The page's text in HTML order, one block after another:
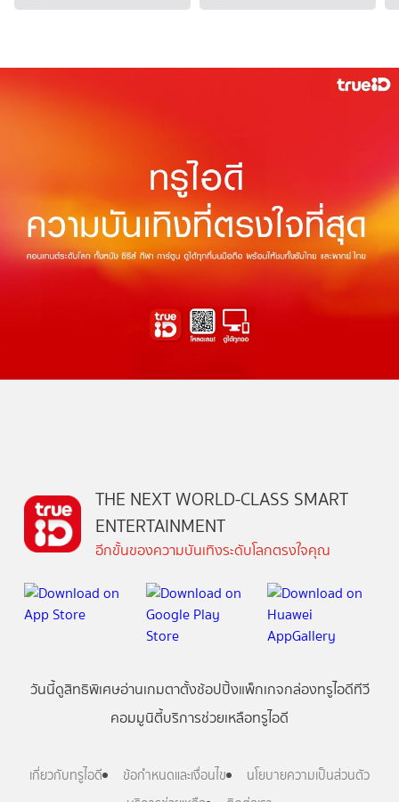
THE NEXT WORLD-CLASS SMART
ENTERTAINMENT
อีกขั้นของความบันเทิงระดับโลกตรงใจคุณ
วันนี้ดูสิทธิพิเศษอ่านเกมตาตั้งช้อปปิ้งแพ็กเกจกล่องทรูไอดีทีวี
คอมมูนิตี้บริการช่วยเหลือทรูไอดี
เกี่ยวกับทรูไอดี ข้อกำหนดและเงื่อนไข
นโยบายความเป็นส่วนตัว